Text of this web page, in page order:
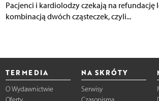
Pacjenci i kardiolodzy czekają na refundację
kombinacją dwóch cząsteczek, czyli...
TERMEDIA
O Wydawnictwie
NA SKRÓTY
Serwisy